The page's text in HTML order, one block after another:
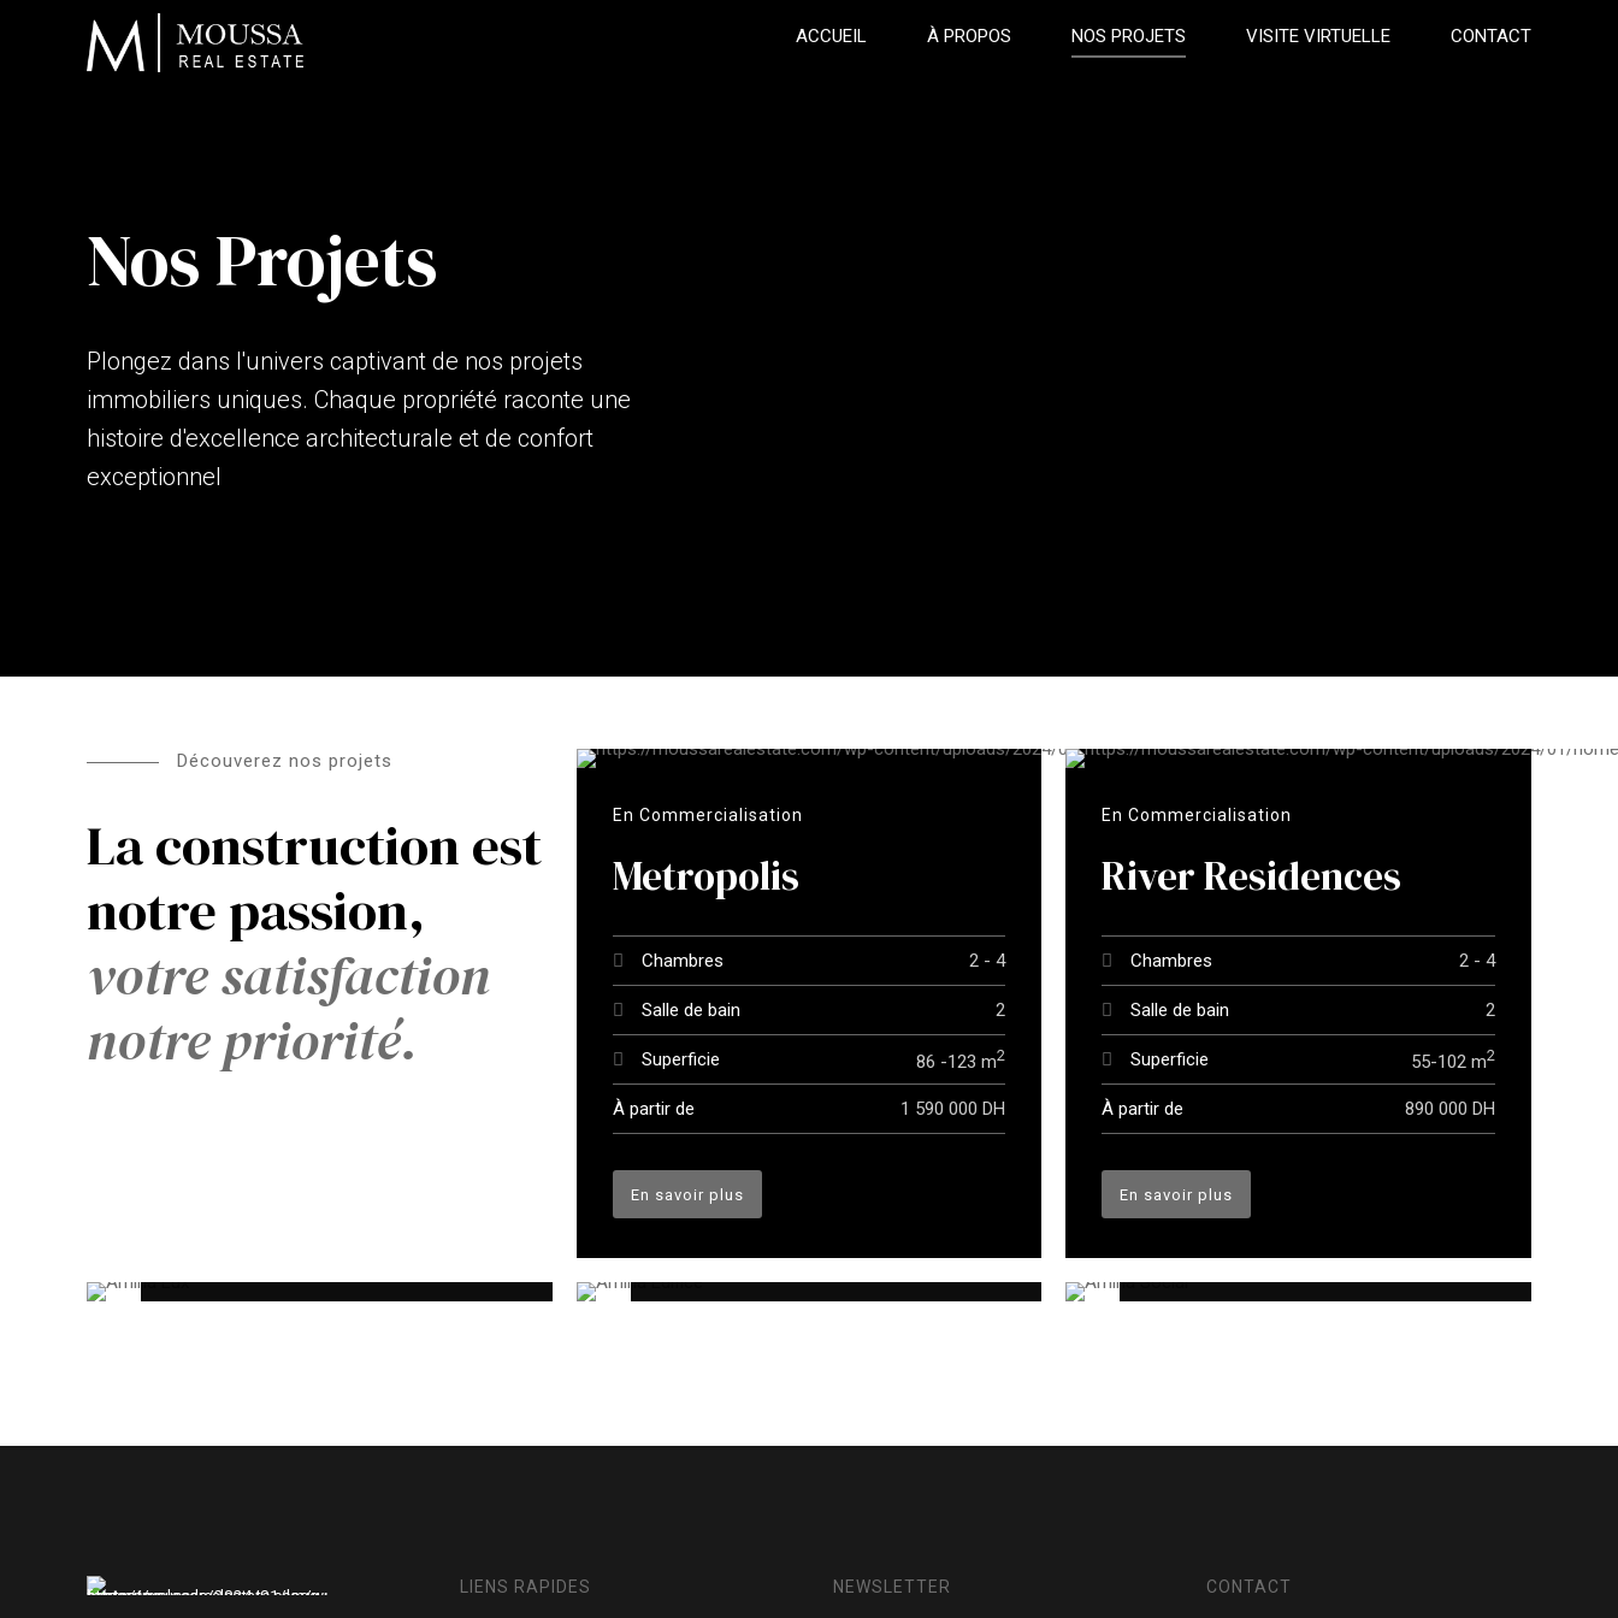
ACCUEIL À PROPOS NOS PROJETS VISITE VIRTUELLE CONTACT
Nos Projets
Plongez dans l'univers captivant de nos projets
immobiliers uniques. Chaque propriété raconte une
histoire d'excellence architecturale et de confort
exceptionnel
Découverez nos projets
La construction est
notre passion,
votre satisfaction
notre priorité.
En Commercialisation
Metropolis
Chambres 2 - 4
Salle de bain 2
Superficie 86 -123 m2
À partir de 1 590 000 DH
En savoir plus
En Commercialisation
River Residences
Chambres 2 - 4
Salle de bain 2
Superficie 55-102 m2
À partir de 890 000 DH
En savoir plus
SOLD OUT SOLD OUT
LIENS RAPIDES NEWSLETTER CONTACT